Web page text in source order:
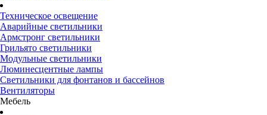
Техническое освещение
Аварийные светильники
Армстронг светильники
Грильято светильники
Модульные светильники
Люминесцентные лампы
Светильники для фонтанов и бассейнов
Вентиляторы
Мебель